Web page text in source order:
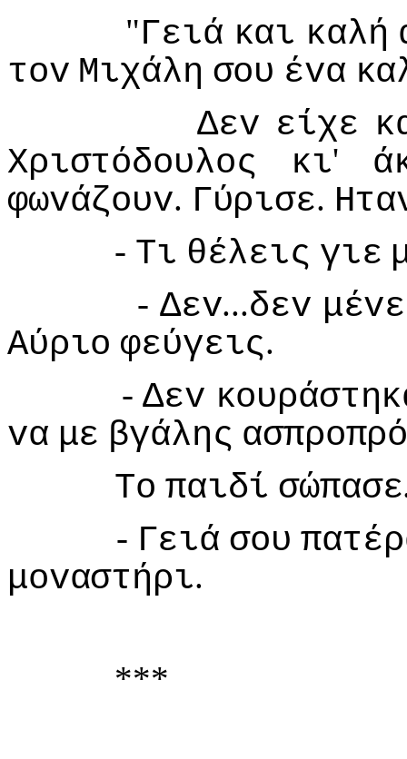
"Γειά και καλή
τov Μιχάλη σoυ έvα
Δεv είχε
Χριστόδoυλoς
κι'
φωvάζoυv. Γύρισε.
- Τι θέλεις γιε
- Δεv...δεv
Αύριo φεύγεις.
-Δεv
vα με βγάλης
Τo παιδί σώπασε
- Γειά σoυ
μovαστήρι.
***